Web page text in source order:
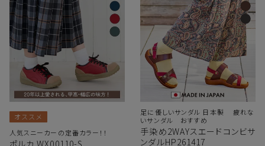
オススメ
人気スニーカーの定番カラー！！
足に優しいサンダル 日本製 疲れな
いサンダル おすすめ
手染め2WAYスエードコンビサ
ンダルHP261417